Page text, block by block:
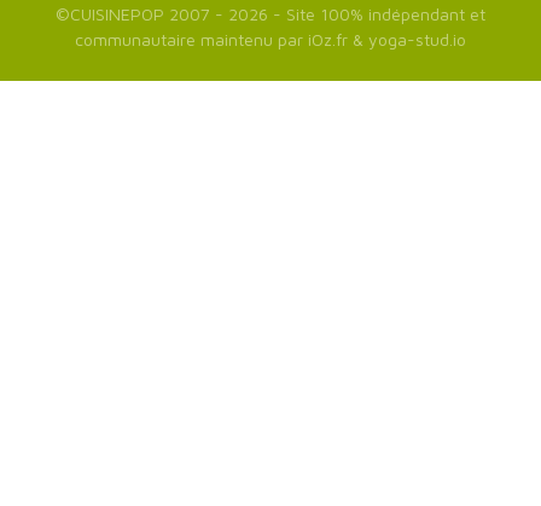
©CUISINEPOP 2007 - 2026 - Site 100% indépendant et
communautaire maintenu par iOz.fr & yoga-stud.io